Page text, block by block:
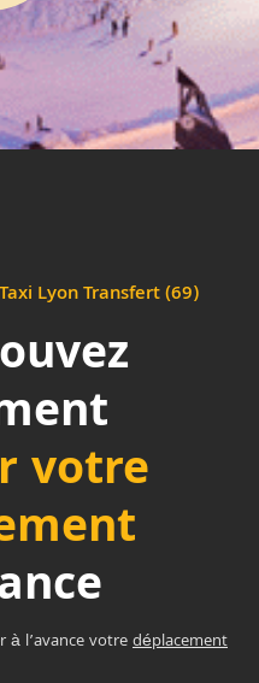
Lyon Transfert (69)
votre
l’avance votredéplacement